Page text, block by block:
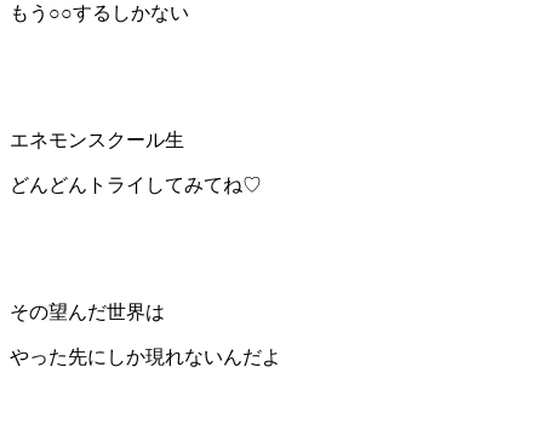
もう○○するしかない
エネモンスクール生
どんどんトライしてみてね♡
その望んだ世界は
やった先にしか現れないんだよ